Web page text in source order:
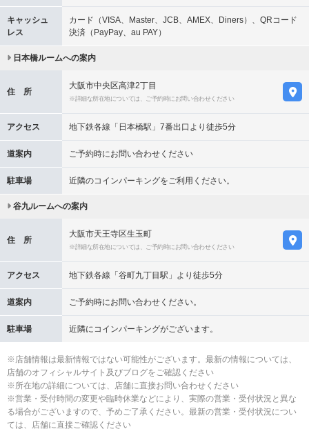
キャッシュ
レス
カード（VISA、Master、JCB、AMEX、Diners）、QRコード
決済（PayPay、au PAY）
日本橋ルームへの案内
住 所
大阪市中央区高津2丁目
※詳細な所在地については、ご予約時にお問い合わせください
アクセス 地下鉄各線「日本橋駅」7番出口より徒歩5分
道案内 ご予約時にお問い合わせください
駐車場 近隣のコインパーキングをご利用ください。
谷九ルームへの案内
住 所
大阪市天王寺区生玉町
※詳細な所在地については、ご予約時にお問い合わせください
アクセス 地下鉄各線「谷町九丁目駅」より徒歩5分
道案内 ご予約時にお問い合わせください。
駐車場 近隣にコインパーキングがございます。
※店舗情報は最新情報ではない可能性がございます。最新の情報については、
店舗のオフィシャルサイト及びブログをご確認ください
※所在地の詳細については、店舗に直接お問い合わせください
※営業・受付時間の変更や臨時休業などにより、実際の営業・受付状況と異な
る場合がございますので、予めご了承ください。最新の営業・受付状況につい
ては、店舗に直接ご確認ください